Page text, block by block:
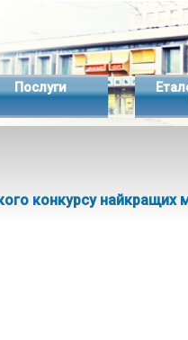
Послуги
конкурсу найкращих